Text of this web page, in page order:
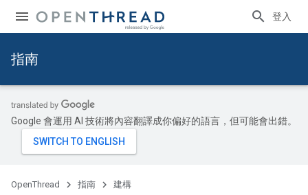
登入
指南
Google 會運用 AI 技術將內容翻譯成你偏好的語言，但可能會出錯。
OpenThread 指南 建構